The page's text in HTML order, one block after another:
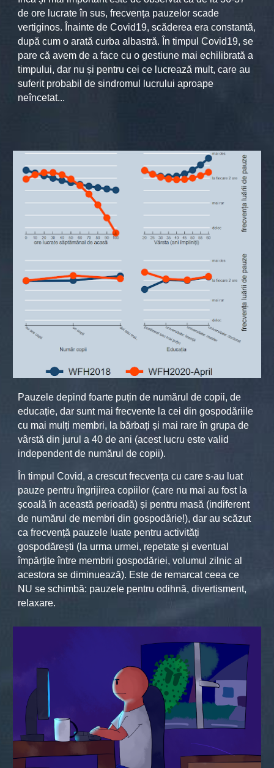
de ore lucrate în sus, frecvența pauzelor scade
vertiginos. Înainte de Covid19, scăderea era constantă,
după cum o arată curba albastră. În timpul Covid19, se
pare că avem de a face cu o gestiune mai echilibrată a
timpului, dar nu și pentru cei ce lucrează mult, care au
suferit probabil de sindromul lucrului aproape
neîncetat...
Pauzele depind foarte puțin de numărul de copii, de
educație, dar sunt mai frecvente la cei din gospodăriile
cu mai mulți membri, la bărbați și mai rare în grupa de
vârstă din jurul a 40 de ani (acest lucru este valid
independent de numărul de copii).
În timpul Covid, a crescut frecvența cu care s-au luat
pauze pentru îngrijirea copiilor (care nu mai au fost la
școală în această perioadă) și pentru masă (indiferent
de numărul de membri din gospodărie!), dar au scăzut
ca frecvență pauzele luate pentru activități
gospodărești (la urma urmei, repetate și eventual
împărțite între membrii gospodăriei, volumul zilnic al
acestora se diminuează). Este de remarcat ceea ce
NU se schimbă: pauzele pentru odihnă, divertisment,
relaxare.